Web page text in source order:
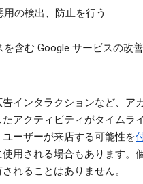
の検出、防止を行う
を含む Google サービスの改
インタラクションなど、ア
アクティビティがタイムラ
ーザーが来店する可能性を
用される場合もあります。
れることはありません。